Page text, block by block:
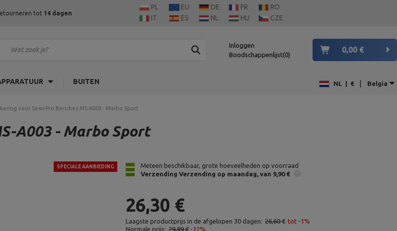
tot 14 dagen
PL EU DE FR
RO
IT
ES NL HU CZE
Inloggen
Boodschappenlijst 0
0,00 €
BUITEN NL € | Belgia
voor Semi-Pro Benches MS-A003 - Marbo Sport
A003 - Marbo Sport
SPECIALE AANBIEDING
Meteen beschikbaar, grote hoeveelheden op voorraad
Verzending Verzending op maandag van 9,90 €
26,30 €
Laagste productprijs in de afgelopen 30 dagen: 26,60 € tot -1%
Normale prijs: 29,89 €-12%